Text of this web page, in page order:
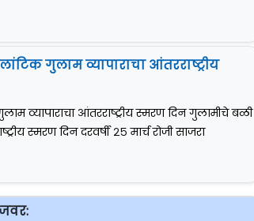
गुलाम व्यापाराचा आंतरराष्ट्रीय
व्यापाराचा आंतरराष्ट्रीय स्मरण दिन गुलामीचे बळी
स्मरण दिन दरवर्षी २५ मार्च रोजी साजरा